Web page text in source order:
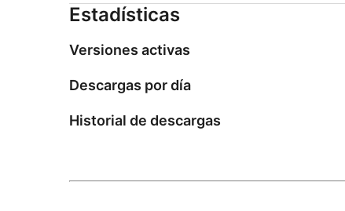
Estadísticas
Versiones activas
Descargas por día
Historial de descargas